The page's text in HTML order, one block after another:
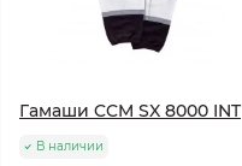
Гамаши CCM SX 8000 INT
В наличии